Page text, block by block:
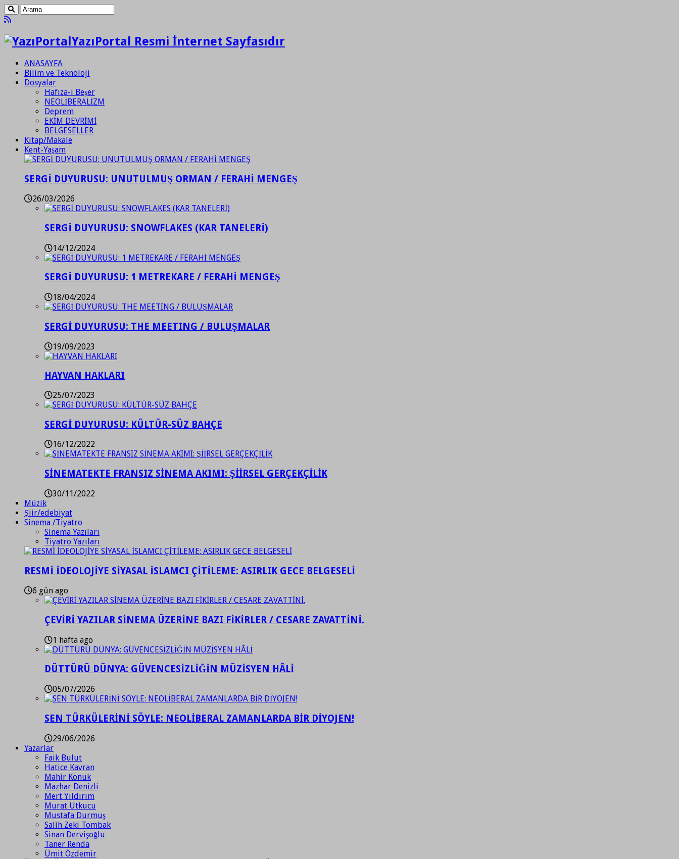
YazıPortal Resmi İnternet Sayfasıdır
ANASAYFA
Bilim ve Teknoloji
Dosyalar
Hafıza-i Beşer
NEOLİBERALİZM
Deprem
EKİM DEVRİMİ
BELGESELLER
Kitap/Makale
Kent-Yaşam
SERGİ DUYURUSU: UNUTULMUŞ ORMAN / FERAHİ MENGEŞ
26/03/2026
SERGİ DUYURUSU: SNOWFLAKES (KAR TANELERİ)
14/12/2024
SERGİ DUYURUSU: 1 METREKARE / FERAHİ MENGEŞ
18/04/2024
SERGİ DUYURUSU: THE MEETING / BULUŞMALAR
19/09/2023
HAYVAN HAKLARI
25/07/2023
SERGİ DUYURUSU: KÜLTÜR-SÜZ BAHÇE
16/12/2022
SİNEMATEKTE FRANSIZ SİNEMA AKIMI: ŞİİRSEL GERÇEKÇİLİK
30/11/2022
Müzik
Şiir/edebiyat
Sinema /Tiyatro
Sinema Yazıları
Tiyatro Yazıları
RESMİ İDEOLOJİYE SİYASAL İSLAMCI ÇİTİLEME: ASIRLIK GECE BELGESELİ
6 gün ago
ÇEVİRİ YAZILAR SİNEMA ÜZERİNE BAZI FİKİRLER / CESARE ZAVATTİNİ.
1 hafta ago
DÜTTÜRÜ DÜNYA: GÜVENCESİZLİĞİN MÜZİSYEN HÂLİ
05/07/2026
SEN TÜRKÜLERİNİ SÖYLE: NEOLİBERAL ZAMANLARDA BİR DİYOJEN!
29/06/2026
Yazarlar
Faik Bulut
Hatice Kavran
Mahir Konuk
Mazhar Denizli
Mert Yıldırım
Murat Utkucu
Mustafa Durmuş
Salih Zeki Tombak
Sinan Dervişoğlu
Taner Renda
Ümit Özdemir